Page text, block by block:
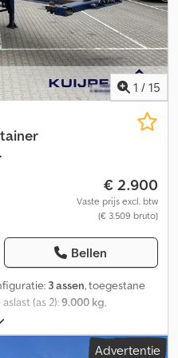
1 / 15
€ 2.900
Vaste prijs excl. btw
(€ 3.509 bruto)
Bellen
3 assen, toegestane
(as 2):9.000 kg,
, eerste registratie:
2.550 mm, totale
, bandenmaten: 385 / 65 /
Advertentie